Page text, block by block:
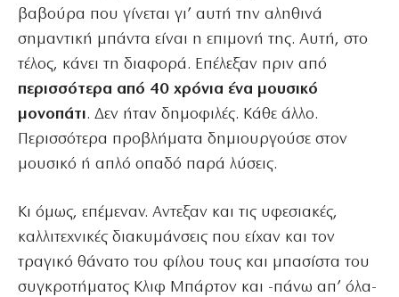
βαβούρα που γίνεται γι’ αυτή την αληθινά
σημαντική μπάντα είναι η επιμονή της. Αυτή, στο
τέλος, κάνει τη διαφορά. Επέλεξαν πριν από
περισσότερα από 40 χρόνια ένα μουσικό
μονοπάτι. Δεν ήταν δημοφιλές. Κάθε άλλο.
Περισσότερα προβλήματα δημιουργούσε στον
μουσικό ή απλό οπαδό παρά λύσεις.
Κι όμως, επέμεναν. Αντεξαν και τις υφεσιακές,
καλλιτεχνικές διακυμάνσεις που είχαν και τον
τραγικό θάνατο του φίλου τους και μπασίστα του
συγκροτήματος Κλιφ Μπάρτον και -πάνω απ’ όλα-